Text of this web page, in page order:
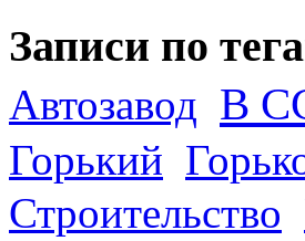
Записи по
Автозавод В
Горький
Строительство